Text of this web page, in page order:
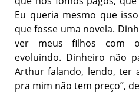
Eu queria mesmo que
que fosse uma novela.
ver meus filhos com
evoluindo. Dinheiro não
Arthur falando, lendo, ter
pra mim não tem preço”,